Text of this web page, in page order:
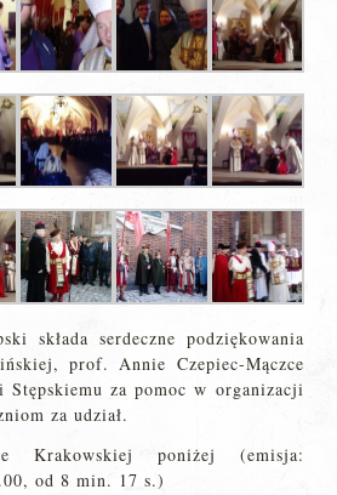
składa serdeczne podziękowania
prof. Annie Czepiec-Mączce
Stępskiemu za pomoc w organizacji
za udział.
Krakowskiej poniżej (emisja:
od 8 min. 17 s.)